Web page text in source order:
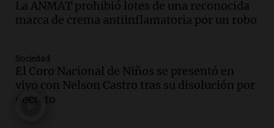
pizza esculpida con su rostro
Radioinforme 3
Estudio Urbano: recorrerá los barrios de
Córdoba
Juntos
Episodios
La ANMAT prohibió lotes de una reconocida
marca de crema antiinflamatoria por un robo
Sociedad
El Coro Nacional de Niños se presentó en
vivo con Nelson Castro tras su disolución por
decreto